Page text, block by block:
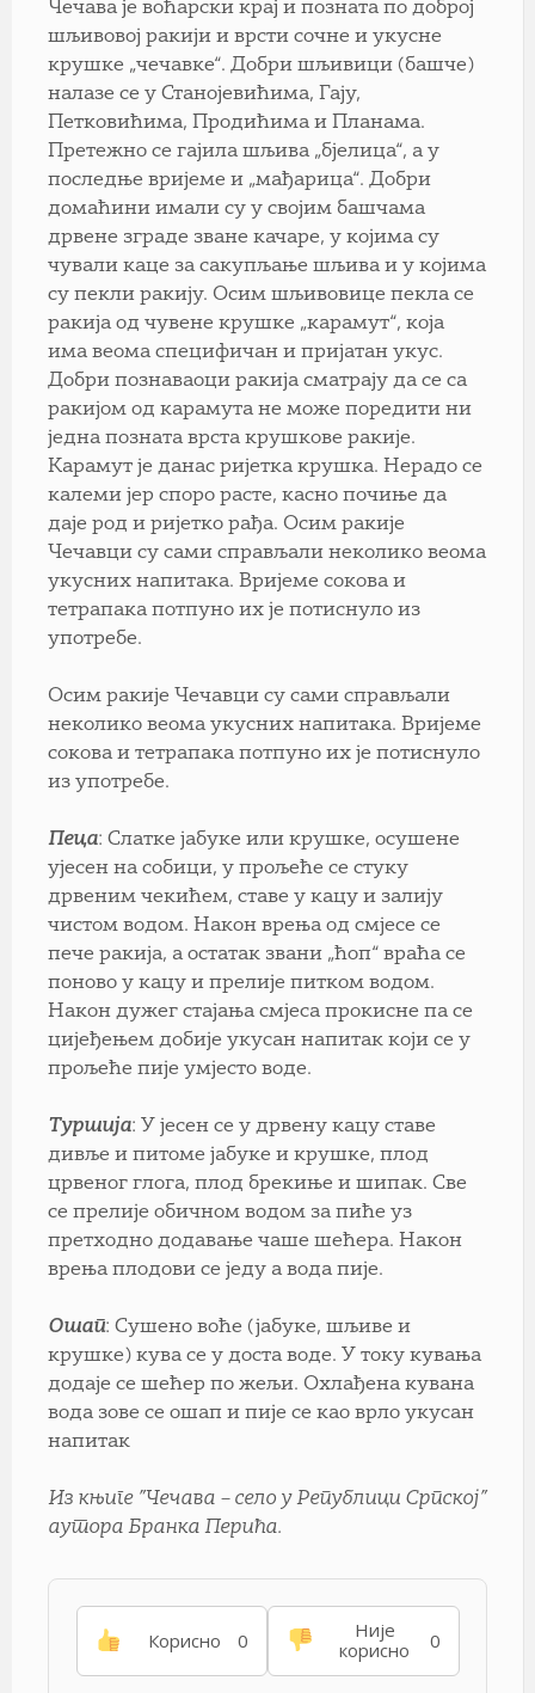
Чечава је воћарски крај и позната по доброј
шљивовој ракији и врсти сочне и укусне
крушке „чечавке“. Добри шљивици (башче)
налазе се у Станојевићима, Гају,
Петковићима, Продићима и Планама.
Претежно се гајила шљива „бјелица“, а у
последње вријеме и „мађарица“. Добри
домаћини имали су у својим башчама
дрвене зграде зване качаре, у којима су
чували каце за сакупљање шљива и у којима
су пекли ракију. Осим шљивовице пекла се
ракија од чувене крушке „карамут“, која
има веома специфичан и пријатан укус.
Добри познаваоци ракија сматрају да се са
ракијом од карамута не може поредити ни
једна позната врста крушкове ракије.
Карамут је данас ријетка крушка. Нерадо се
калеми јер споро расте, касно почиње да
даје род и ријетко рађа. Осим ракије
Чечавци су сами справљали неколико веома
укусних напитака. Вријеме сокова и
тетрапака потпуно их је потиснуло из
употребе.
Осим ракије Чечавци су сами справљали
неколико веома укусних напитака. Вријеме
сокова и тетрапака потпуно их је потиснуло
из употребе.
Пеца: Слатке јабуке или крушке, осушене
ујесен на собици, у прољеће се стуку
дрвеним чекићем, ставе у кацу и залију
чистом водом. Након врења од смјесе се
пече ракија, а остатак звани „ћоп“ враћа се
поново у кацу и прелије питком водом.
Након дужег стајања смјеса прокисне па се
цијеђењем добије укусан напитак који се у
прољеће пије умјесто воде.
Туршија: У јесен се у дрвену кацу ставе
дивље и питоме јабуке и крушке, плод
црвеног глога, плод брекиње и шипак. Све
се прелије обичном водом за пиће уз
претходно додавање чаше шећера. Након
врења плодови се једу а вода пије.
Ошап: Сушено воће (јабуке, шљиве и
крушке) кува се у доста воде. У току кувања
додаје се шећер по жељи. Охлађена кувана
вода зове се ошап и пије се као врло укусан
напитак
Из књиге ”Чечава – село у Републици Српској”
аутора Бранка Перића.
Корисно 0
Није
корисно
0